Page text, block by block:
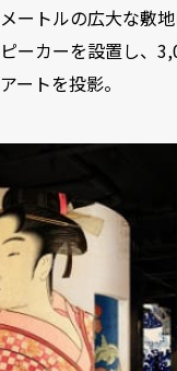
メートルの広大な敷
ピーカーを設置し、
アートを投影。